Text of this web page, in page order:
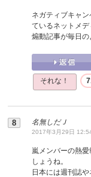
ネガティブキャ
ているネットメ
煽動記事が毎日の
それな！
名無しだＪ
2017年3月29日
嵐メンバーの熱
しょうね。
日本には週刊誌